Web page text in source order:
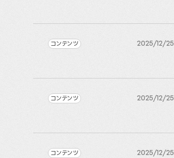
コンテンツ 2025/12/25
コンテンツ 2025/12/25
コンテンツ 2025/12/25